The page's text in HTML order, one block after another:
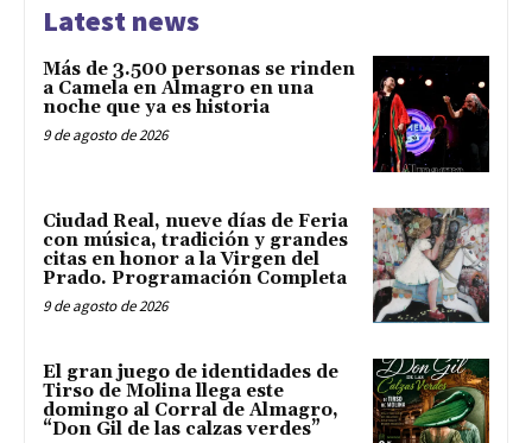
Latest news
Más de 3.500 personas se rinden
a Camela en Almagro en una
noche que ya es historia
9 de agosto de 2026
Ciudad Real, nueve días de Feria
con música, tradición y grandes
citas en honor a la Virgen del
Prado. Programación Completa
9 de agosto de 2026
El gran juego de identidades de
Tirso de Molina llega este
domingo al Corral de Almagro,
“Don Gil de las calzas verdes”